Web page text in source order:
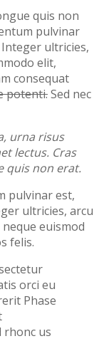
quis non
pulvinar
ultricies,
elit,
consequat
potenti.Sed nec
urna risus
lectus. Cras
quis non erat.
pulvinar est,
ultricies, arcu
euismod
felis.
orci eu
Phase
rhonc us